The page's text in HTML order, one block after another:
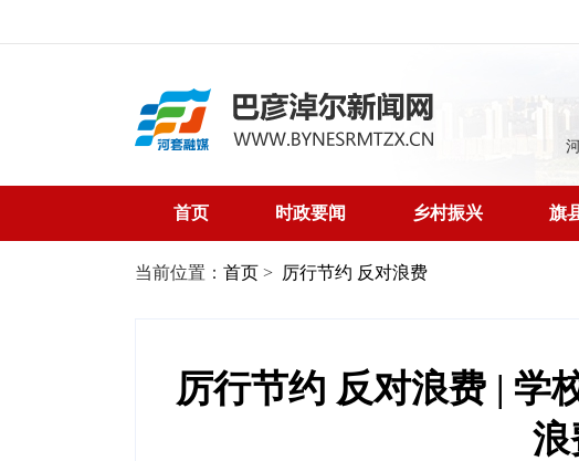
首页 时政要闻 乡村振兴 旗
当前位置： 首页 > 厉行节约 反对浪费
厉行节约 反对浪费 | 学
浪